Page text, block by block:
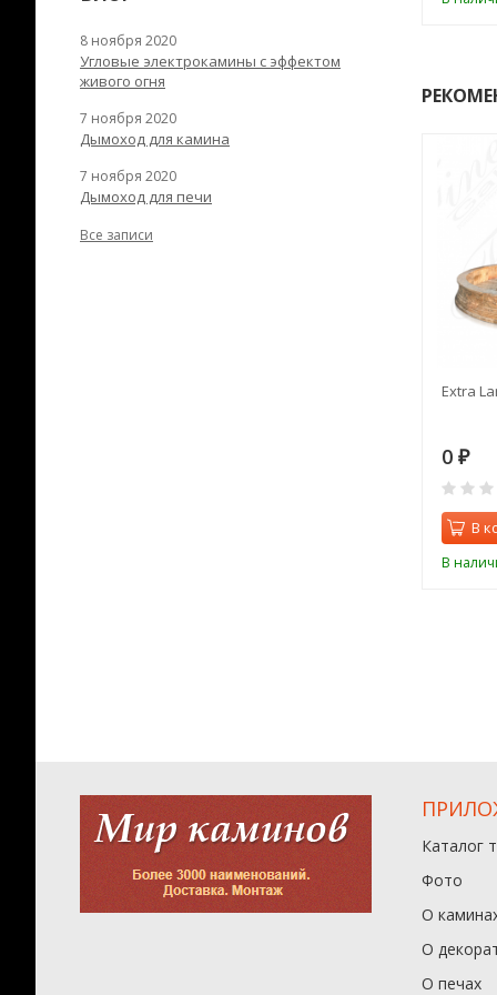
Extra
0 ₽
В
В
8 ноября 2020
Угловые электрокамины с эффектом
живого огня
7 ноября 2020
Дымоход для камина
7 ноября 2020
Дымоход для печи
Все записи
Каталог
Фото
О
О
О печах